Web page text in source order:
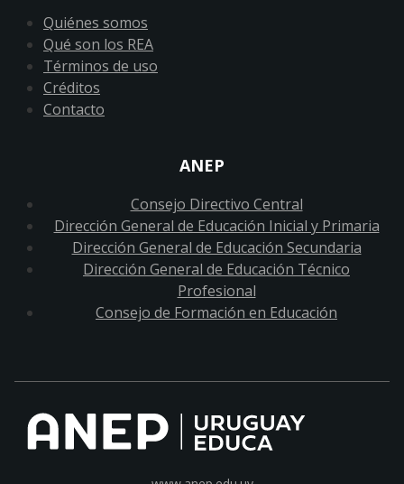
Quiénes somos
Qué son los REA
Términos de uso
Créditos
Contacto
ANEP
Consejo Directivo Central
Dirección General de Educación Inicial y Primaria
Dirección General de Educación Secundaria
Dirección General de Educación Técnico
Profesional
Consejo de Formación en Educación